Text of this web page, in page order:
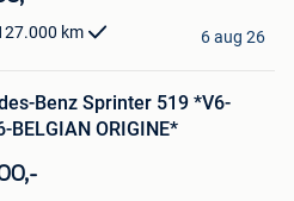
km 6 aug 26
Benz Sprinter 519 *V6-
BELGIAN ORIGINE*